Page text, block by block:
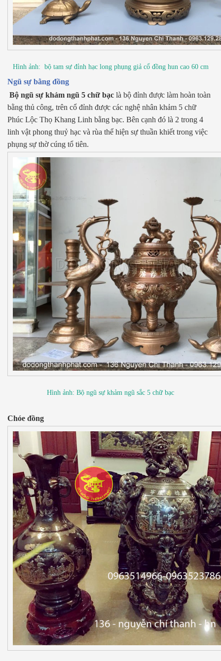
Hình ảnh: bộ tam sự đỉnh hạc long phụng giả cổ đồng hun cao 60 cm
Ngũ sự bằng đồng
Bộ ngũ sự khảm ngũ 5 chữ bạc là bộ đỉnh được làm hoàn toàn
bằng thủ công, trên cổ đỉnh được các nghệ nhân khảm 5 chữ
Phúc Lộc Thọ Khang Linh bằng bạc. Bên cạnh đó là 2 trong 4
linh vật phong thuỷ hạc và rùa thể hiện sự thuần khiết trong việc
phụng sự thờ cúng tổ tiên.
Hình ảnh: Bộ ngũ sự khảm ngũ sắc 5 chữ bạc
Chóe đồng